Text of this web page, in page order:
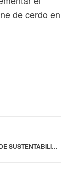
de cerdo en
GRUPO BACHOCO PRESENTA REPORTE DE SUSTENTABILIDAD 2024